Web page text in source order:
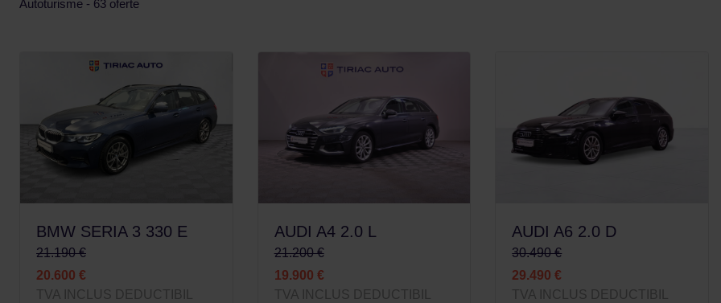
Autoturisme - 63 oferte
BMW SERIA 3 330 E
21.190 €
20.600 €
TVA INCLUS DEDUCTIBIL
AUDI A4 2.0 L
21.200 €
19.900 €
TVA INCLUS DEDUCTIBIL
AUDI A6 2.0 D
30.490 €
29.490 €
TVA INCLUS DEDUCTIBIL